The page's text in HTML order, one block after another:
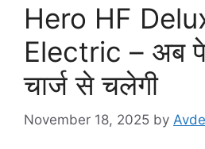
Hero HF
Electric – अब
चार्ज से चलेगी
November 18, 2025 by